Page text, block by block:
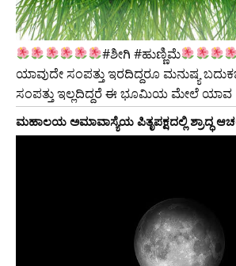
#ಶೀಗಿ #ಹುಣ್ಣಿಮೆ
ಯಾವುದೇ ಸಂಪತ್ತು ಇರದಿದ್ದರೂ ಮನುಷ್ಯ
ಸಂಪತ್ತು ಇಲ್ಲದಿದ್ದರೆ ಈ ಭೂಮಿಯ ಮೇಲೆ ಯಾವ
ಮಹಾಲಯ ಅಮಾವಾಸ್ಯೆಯ ಪಿತೃಪಕ್ಷದಲ್ಲಿ ಶ್ರಾದ್ಧ